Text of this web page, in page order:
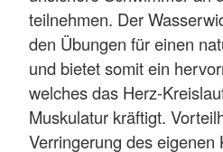
teilnehmen. Der
den Übungen für einen
und bietet somit ein
welches das Herz-
Muskulatur kräftigt.
Verringerung des eigenen